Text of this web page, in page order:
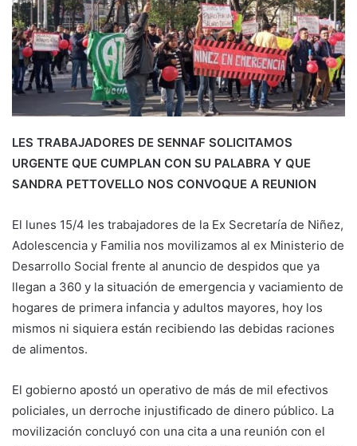
LES TRABAJADORES DE SENNAF SOLICITAMOS
URGENTE QUE CUMPLAN CON SU PALABRA Y QUE
SANDRA PETTOVELLO NOS CONVOQUE A REUNION
El lunes 15/4 les trabajadores de la Ex Secretaría de Niñez,
Adolescencia y Familia nos movilizamos al ex Ministerio de
Desarrollo Social frente al anuncio de despidos que ya
llegan a 360 y la situación de emergencia y vaciamiento de
hogares de primera infancia y adultos mayores, hoy los
mismos ni siquiera están recibiendo las debidas raciones
de alimentos.
El gobierno apostó un operativo de más de mil efectivos
policiales, un derroche injustificado de dinero público. La
movilización concluyó con una cita a una reunión con el